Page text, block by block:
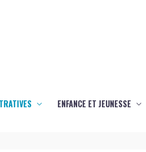
ENFANCE ET JEUNESSE